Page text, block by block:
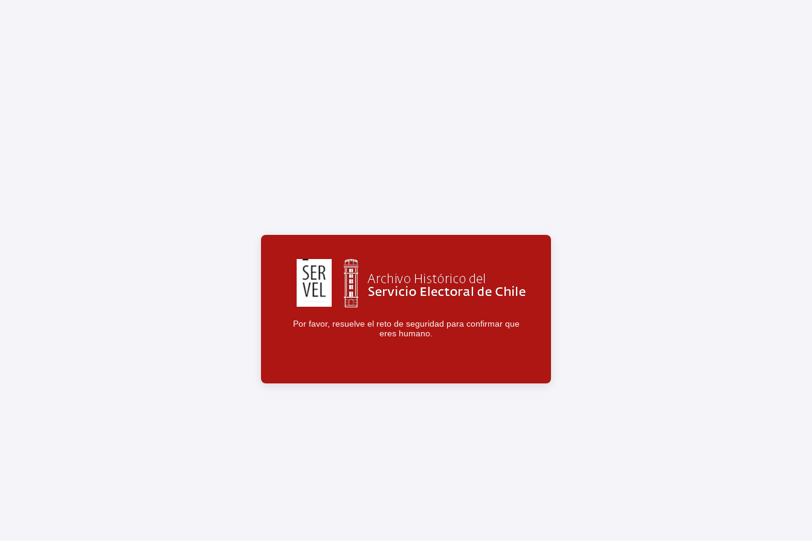
Por favor, resuelve el reto de seguridad para confirmar que
eres humano.